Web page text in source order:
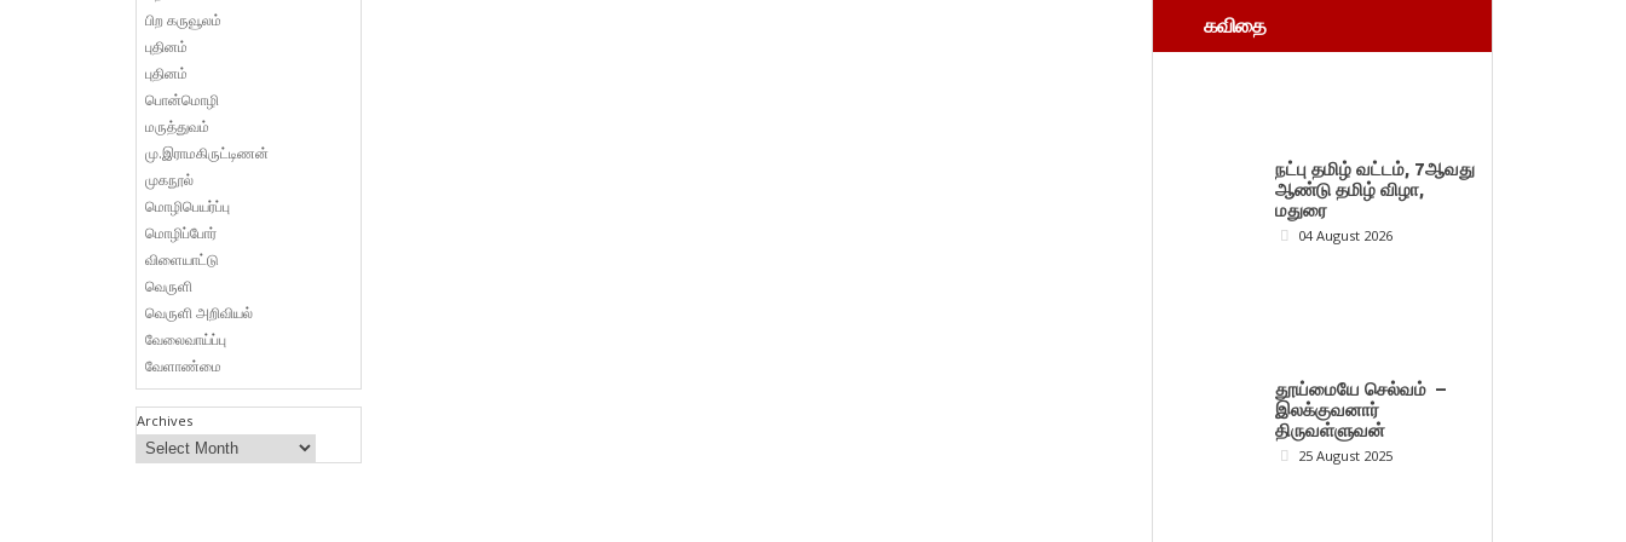
பிற கருவூலம்
புதினம்
புதினம்
பொன்மொழி
மருத்துவம்
மு.இராமகிருட்டிணன்
முகநூல்
மொழிபெயர்ப்பு
மொழிப்போர்
விளையாட்டு
வெருளி
வெருளி அறிவியல்
வேலைவாய்ப்பு
வேளாண்மை
Archives
கவிதை
நட்பு தமிழ் வட்டம், 7ஆவது
ஆண்டு தமிழ் விழா,
மதுரை
04 August 2026
தூய்மையே செல்வம் –
இலக்குவனார்
திருவள்ளுவன்
25 August 2025